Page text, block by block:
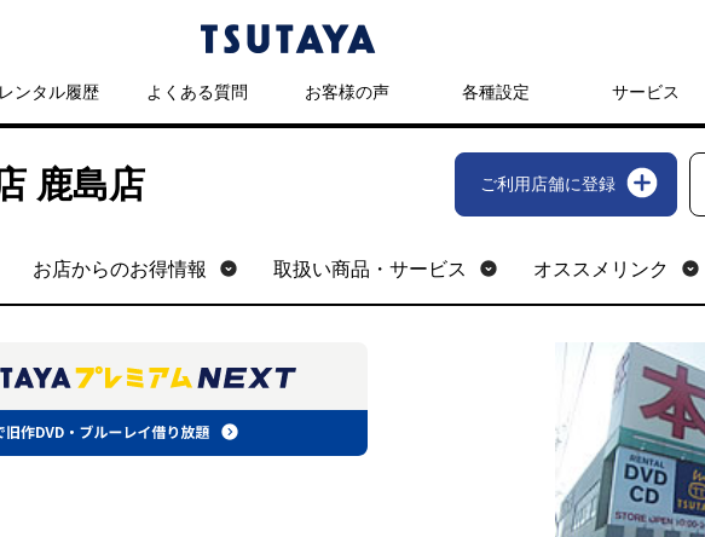
レンタル履歴 よくある質問 お客様の声 各種設定 サービス
宅配レンタル
オンラインゲーム
蔦屋書店
鹿島店 ご利用店舗に登録
お店からのお得情報 取扱い商品・サービス オススメリンク